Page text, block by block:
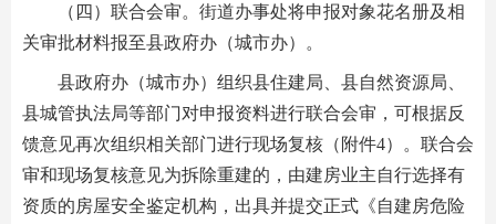
（四）联合会审。街道办事处将申报对象花名册及相
关审批材料报至县政府办（城市办）。
县政府办（城市办）组织县住建局、县自然资源局、
县城管执法局等部门对申报资料进行联合会审，可根据反
馈意见再次组织相关部门进行现场复核（附件4）。联合会
审和现场复核意见为拆除重建的，由建房业主自行选择有
资质的房屋安全鉴定机构，出具并提交正式《自建房危险